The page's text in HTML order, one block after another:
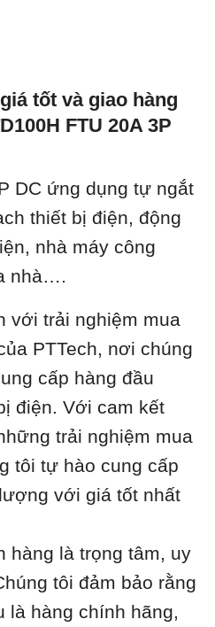
tốt và giao hàng
FTU 20A 3P
DC ứng dụng tự ngắt
thiết bị điện, động
nhà máy công
nhà….
với trải nghiệm mua
PTTech, nơi chúng
cấp hàng đầu
điện. Với cam kết
trải nghiệm mua
tôi tự hào cung cấp
với giá tốt nhất
hàng là trọng tâm, uy
tôi đảm bảo rằng
là hàng chính hãng,